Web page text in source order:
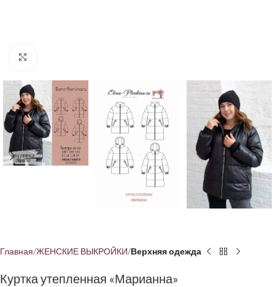
Главная ЖЕНСКИЕ ВЫКРОЙКИ Верхняя одежда
Куртка утепленная «Марианна»